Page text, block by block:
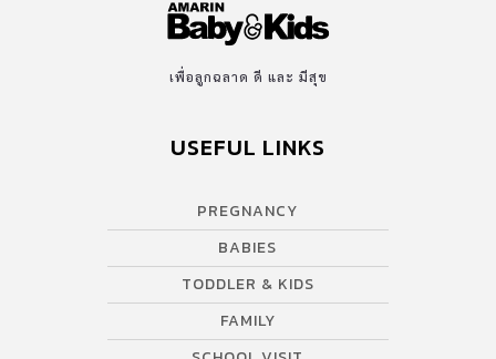
เพื่อลูกฉลาด ดี และ มีสุข
USEFUL LINKS
PREGNANCY
BABIES
TODDLER & KIDS
FAMILY